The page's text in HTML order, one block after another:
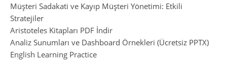
Müşteri Sadakati ve Kayıp Müşteri Yönetimi: Etkili
Stratejiler
Aristoteles Kitapları PDF İndir
Analiz Sunumları ve Dashboard Örnekleri (Ücretsiz PPTX)
English Learning Practice